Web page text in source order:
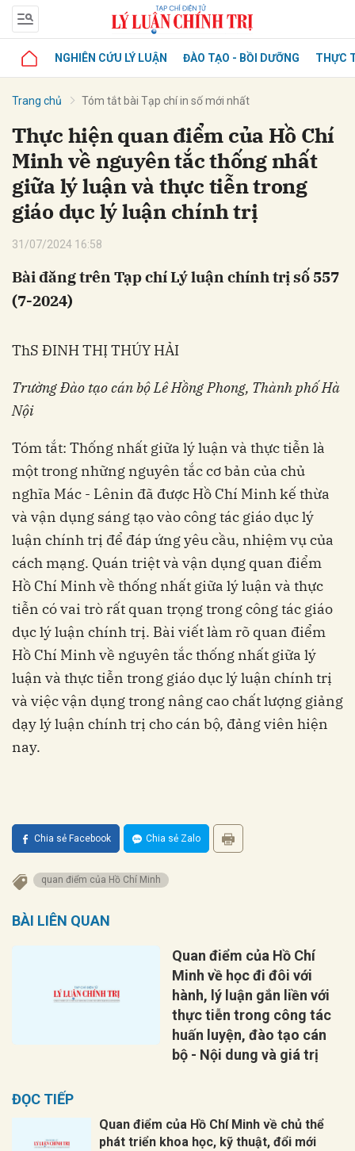
NGHIÊN CỨU LÝ LUẬN ĐÀO TẠO - BỒI DƯỠNG THỰC
Trang chủ Tóm tắt bài Tạp chí in số mới nhất
Thực hiện quan điểm của Hồ Chí
Minh về nguyên tắc thống nhất
giữa lý luận và thực tiễn trong
giáo dục lý luận chính trị
31/07/2024 16:58
Bài đăng trên Tạp chí Lý luận chính trị số 557
(7-2024)
ThS ĐINH THỊ THÚY HẢI
Trường Đào tạo cán bộ Lê Hồng Phong, Thành phố Hà
Nội
Tóm tắt: Thống nhất giữa lý luận và thực tiễn là
một trong những nguyên tắc cơ bản của chủ
nghĩa Mác - Lênin đã được Hồ Chí Minh kế thừa
và vận dụng sáng tạo vào công tác giáo dục lý
luận chính trị để đáp ứng yêu cầu, nhiệm vụ của
cách mạng. Quán triệt và vận dụng quan điểm
Hồ Chí Minh về thống nhất giữa lý luận và thực
tiễn có vai trò rất quan trọng trong công tác giáo
dục lý luận chính trị. Bài viết làm rõ quan điểm
Hồ Chí Minh về nguyên tắc thống nhất giữa lý
luận và thực tiễn trong giáo dục lý luận chính trị
và việc vận dụng trong nâng cao chất lượng giảng
dạy lý luận chính trị cho cán bộ, đảng viên hiện
nay.
Chia sẻ Facebook Chia sẻ Zalo
quan điểm của Hồ Chí Minh
BÀI LIÊN QUAN
Quan điểm của Hồ Chí
Minh về học đi đôi với
hành, lý luận gắn liền với
thực tiễn trong công tác
huấn luyện, đào tạo cán
bộ - Nội dung và giá trị
ĐỌC TIẾP
Quan điểm của Hồ Chí Minh về chủ thể
phát triển khoa học, kỹ thuật, đổi mới